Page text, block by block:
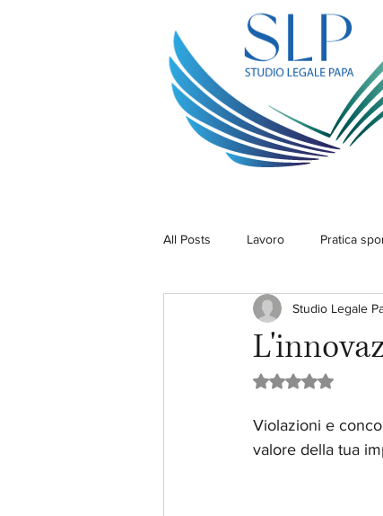
All Posts Lavoro Pratica
Studio Legale
Valutazione
Violazioni e
valore della tua